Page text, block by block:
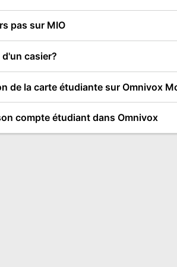
pas sur MIO
casier?
de la carte étudiante sur Omnivox
compte étudiant dans Omnivox